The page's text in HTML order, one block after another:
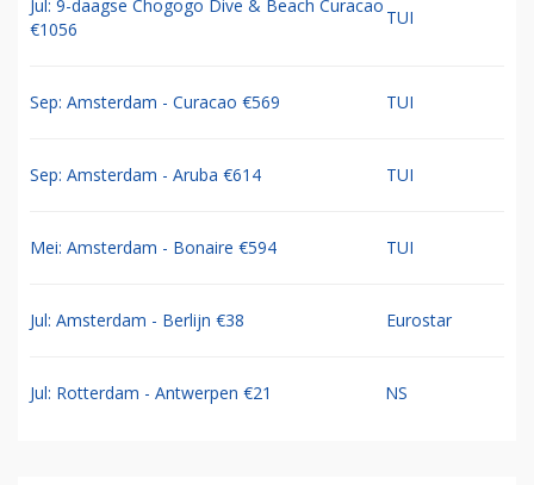
Jul: 9-daagse Chogogo Dive & Beach Curacao
€1056
TUI
Sep: Amsterdam - Curacao €569 TUI
Sep: Amsterdam - Aruba €614 TUI
Mei: Amsterdam - Bonaire €594 TUI
Jul: Amsterdam - Berlijn €38 Eurostar
Jul: Rotterdam - Antwerpen €21 NS